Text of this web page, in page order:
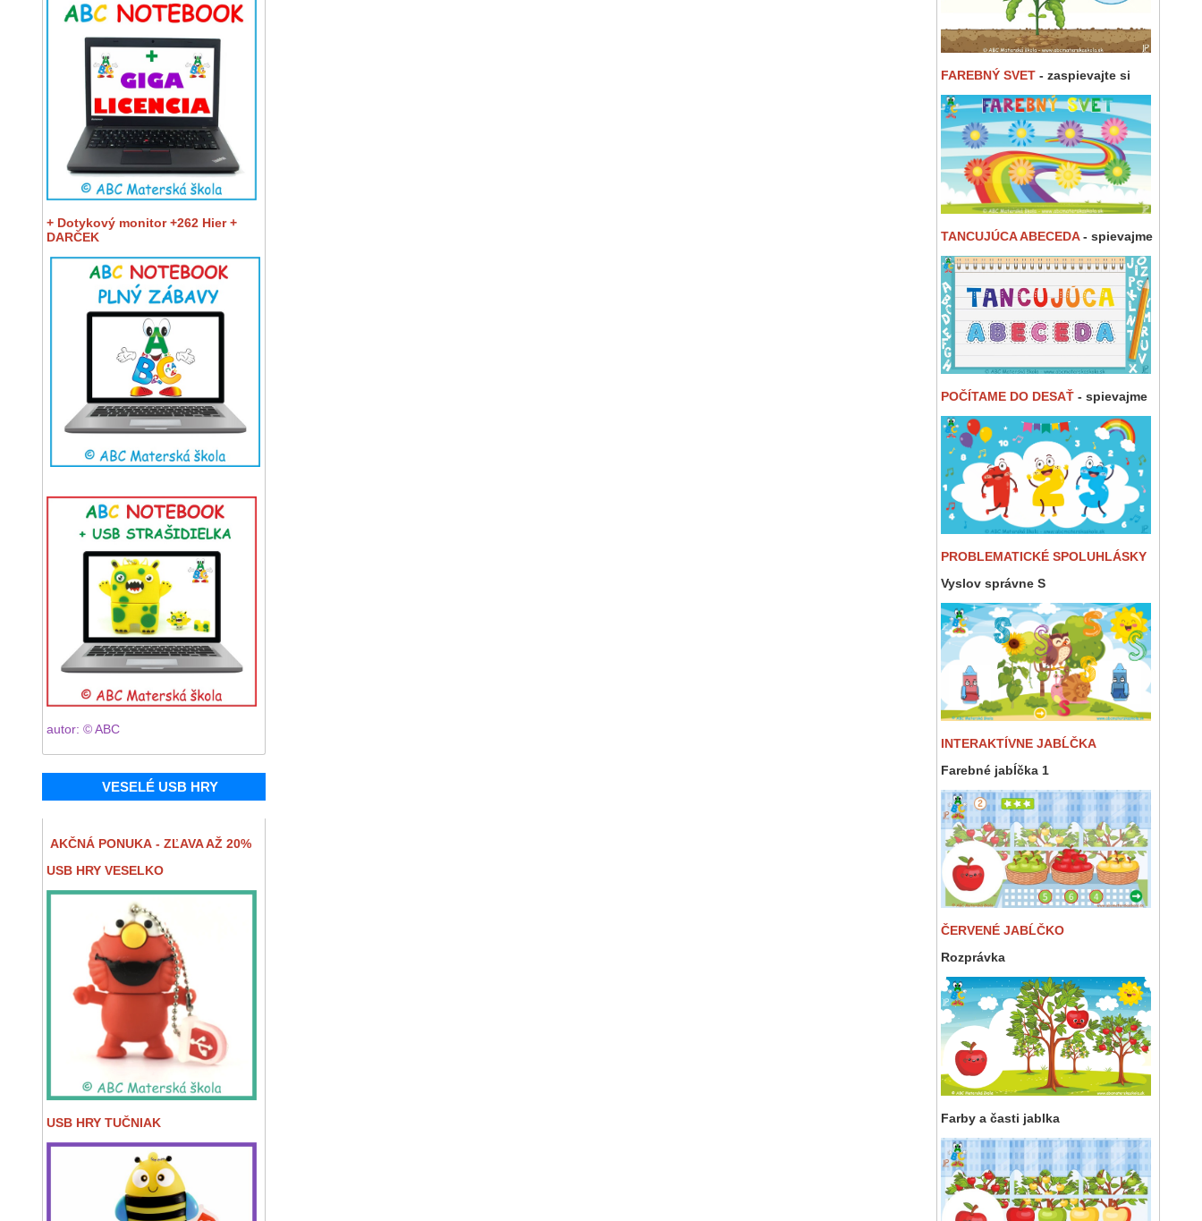
+ Dotykový monitor +262 Hier +
DARČEK
autor: © ABC
VESELÉ USB HRY
AKČNÁ PONUKA - ZĽAVA AŽ 20%
USB HRY VESELKO
USB HRY TUČNIAK
FAREBNÝ SVET - zaspievajte si
TANCUJÚCA ABECEDA- spievajme
POČÍTAME DO DESAŤ - spievajme
PROBLEMATICKÉ SPOLUHLÁSKY
Vyslov správne S
INTERAKTÍVNE JABĹČKA
Farebné jabĺčka 1
ČERVENÉ JABĹČKO
Rozprávka
Farby a časti jablka